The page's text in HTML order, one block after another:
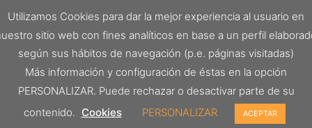
Utilizamos Cookies para dar la mejor experiencia al usuario en
sitio web con fines analíticos en base a un perfil
según sus hábitos de navegación (p.e. páginas visitadas)
Más información y configuración de éstas en la opción
PERSONALIZAR. Puede rechazar o desactivar parte de su
contenido. Cookies PERSONALIZAR ACEPTAR